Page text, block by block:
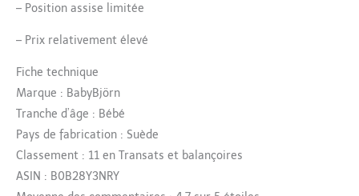
– Position assise limitée
– Prix relativement élevé
Fiche technique
Marque : BabyBjörn
Tranche d’âge : Bébé
Pays de fabrication : Suède
Classement : 11 en Transats et balançoires
ASIN : B0B28Y3NRY